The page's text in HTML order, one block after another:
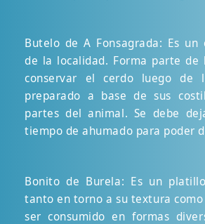
Butelo de A Fonsagrada: Es
de la localidad. Forma parte de
conservar el cerdo luego de
preparado a base de sus
partes del animal. Se debe
tiempo de ahumado para poder
Bonito de Burela: Es un
tanto en torno a su textura como
ser consumido en formas